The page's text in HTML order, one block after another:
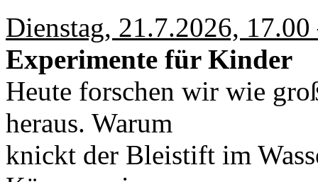
Dienstag, 21.7.2026,
Experimente für Kinder
Heute forschen wir wie
heraus. Warum
knickt der Bleistift im